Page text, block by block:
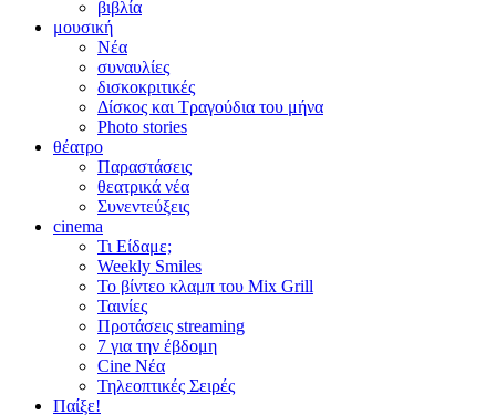
βιβλία
μουσική
Νέα
συναυλίες
δισκοκριτικές
Δίσκος και Τραγούδια του μήνα
Photo stories
θέατρο
Παραστάσεις
θεατρικά νέα
Συνεντεύξεις
cinema
Τι Είδαμε;
Weekly Smiles
Το βίντεο κλαμπ του Mix Grill
Ταινίες
Προτάσεις streaming
7 για την έβδομη
Cine Νέα
Τηλεοπτικές Σειρές
Παίξε!